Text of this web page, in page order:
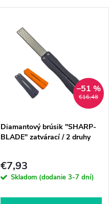
€16,48
–51 %
Diamantový brúsik "SHARP-
BLADE" zatvárací / 2 druhy
€7,93
Skladom (dodanie 3-7 dní)